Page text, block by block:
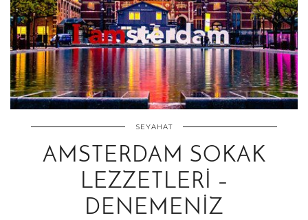
SEYAHAT
AMSTERDAM SOKAK
LEZZETLERI –
DENEMENIZ